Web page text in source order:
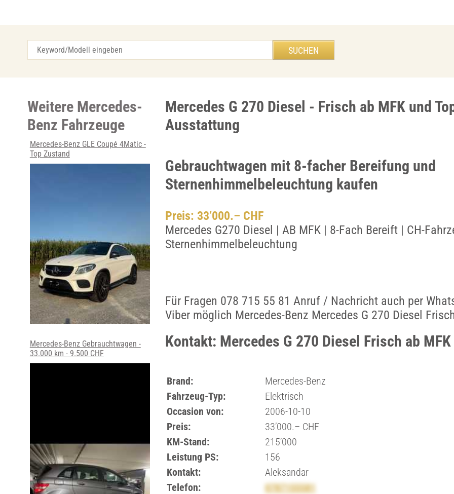
Mercedes G 270 Diesel - Frisch ab MFK und
Ausstattung
Gebrauchtwagen mit 8-facher Bereifung und
Sternenhimmelbeleuchtung kaufen
Preis: 33’000.– CHF
Mercedes G270 Diesel | AB MFK | 8-Fach Bereift | CH-
Sternenhimmelbeleuchtung
Für Fragen 078 715 55 81 Anruf / Nachricht auch per
Viber möglich Mercedes-Benz Mercedes G 270 Diesel
Kontakt: Mercedes G 270 Diesel Frisch ab MFK
Brand:
Mercedes-Benz
Fahrzeug-Typ:
Elektrisch
Occasion von:
2006-10-10
Preis:
33’000.– CHF
KM-Stand:
215’000
Leistung PS:
156
Kontakt:
Aleksandar
Telefon:
0787155581
Weitere Mercedes-
Benz Fahrzeuge
Mercedes-Benz GLE Coupé 4Matic -
Top Zustand
Mercedes-Benz Gebrauchtwagen -
33.000 km - 9.500 CHF